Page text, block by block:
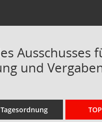
Ausschusses
und
Tagesordnung